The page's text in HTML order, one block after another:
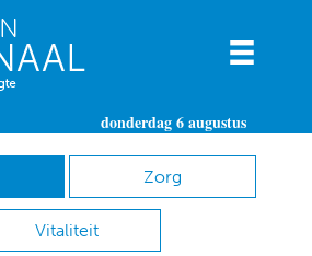
donderdag 6 augustus
Zorg
Vitaliteit